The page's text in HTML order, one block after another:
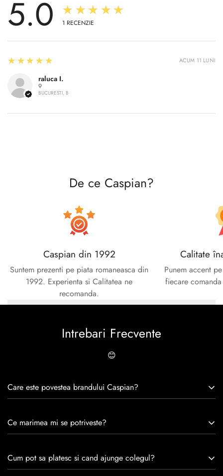
5.0 ★★★★★
1 RECENZIE
raluca I.
BUCURESTI, B
5
★★★★★ ACUM 11 LUNI
De ce Caspian?
Caspian din 1992
Suntem prezenti pe piata romaneasca din
1992. Experienta si Calitatea ne
recomanda.
Calitate
Punem accent
fiecare
Intrebari Frecvente
😊
Care este povestea brandului Caspian?
experiență de peste 30 de ani în industria modei, Caspian se
satisfacția clienților.Fiecare pereche de încălțăminte Caspian
este creată cu mândrie de meșteri pricepuți, care aduc la
Ce marimea mi se potriveste?
Cum pot sa platesc si cand ajunge colegul?